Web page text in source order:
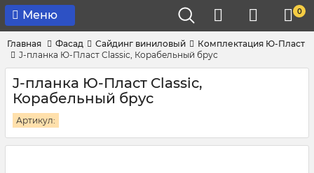
Меню 0
Главная Фасад Сайдинг виниловый
Комплектация Ю-Пласт
J-планка Ю-Пласт Classic, Корабельный брус
J-планка Ю-Пласт Classic,
Корабельный брус
Артикул: